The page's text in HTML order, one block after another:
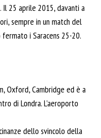
25 aprile 2015, davanti a
sempre in un match del
i Saracens 25-20.
Oxford, Cambridge ed è a
di Londra. L’aeroporto
dello svincolo della